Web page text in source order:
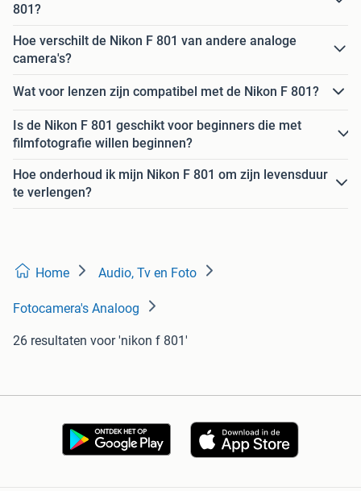
801?
Hoe verschilt de Nikon F 801 van andere analoge
camera's?
Wat voor lenzen zijn compatibel met de Nikon F 801?
Is de Nikon F 801 geschikt voor beginners die met
filmfotografie willen beginnen?
Hoe onderhoud ik mijn Nikon F 801 om zijn levensduur
te verlengen?
Home Audio, Tv en Foto
Fotocamera's Analoog
26 resultaten voor 'nikon f 801'